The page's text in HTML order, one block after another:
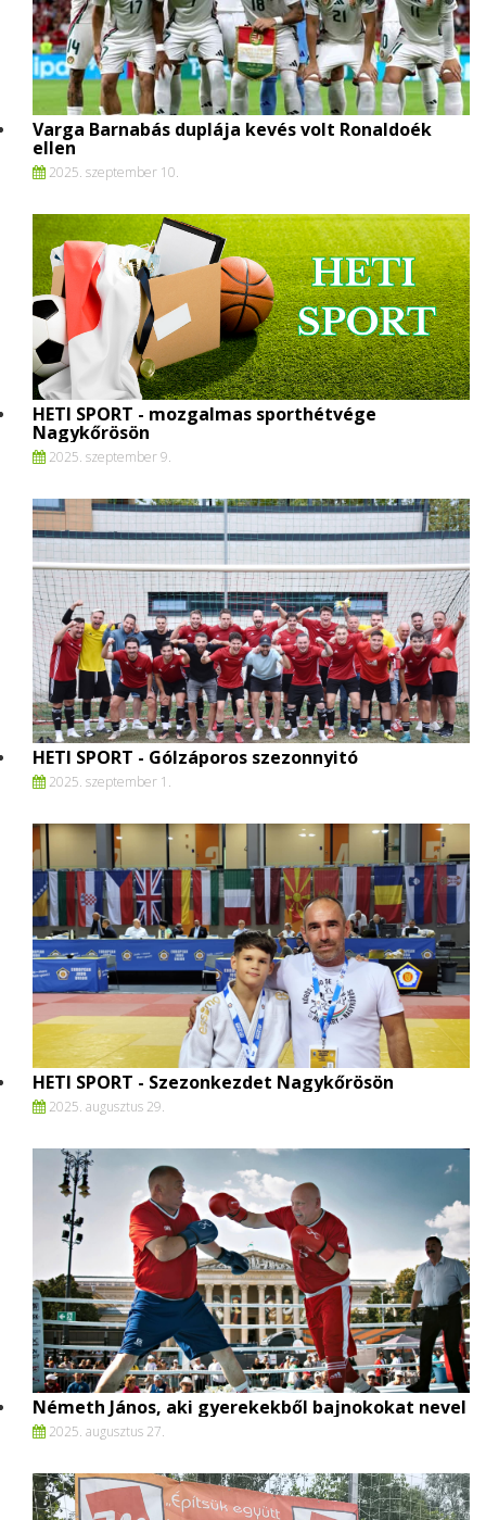
Varga Barnabás duplája kevés volt Ronaldoék
ellen
2025. szeptember 10.
HETI SPORT - mozgalmas sporthétvége
Nagykőrösön
2025. szeptember 9.
HETI SPORT - Gólzáporos szezonnyitó
2025. szeptember 1.
HETI SPORT - Szezonkezdet Nagykőrösön
2025. augusztus 29.
Németh János, aki gyerekekből bajnokokat nevel
2025. augusztus 27.